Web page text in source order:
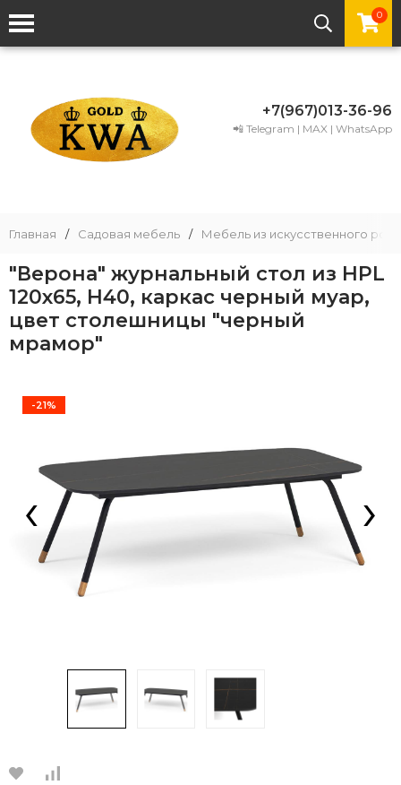
0
+7(967)013-36-96
📲 Telegram | MAX | WhatsApp
Главная / Садовая мебель / Мебель из искусственного
"Верона" журнальный стол из HPL
120х65, H40, каркас черный муар,
цвет столешницы "черный
мрамор"
-21%
‹ ›